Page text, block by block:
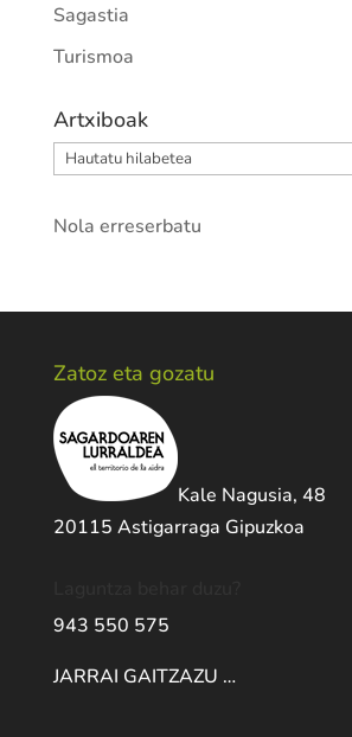
Sagastia
Turismoa
Artxiboak
Artxiboak
Nola erreserbatu
Zatoz eta gozatu
Kale Nagusia, 48
20115 Astigarraga Gipuzkoa
943 550 575
JARRAI GAITZAZU …